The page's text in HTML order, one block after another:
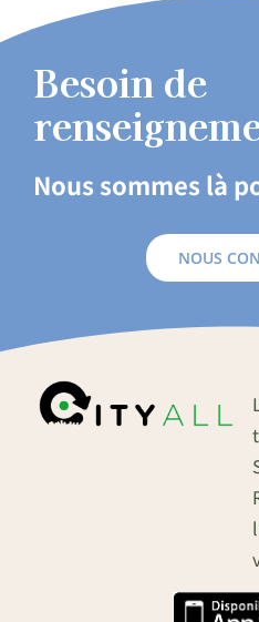
Besoin de
Nous sommes là
NOUS